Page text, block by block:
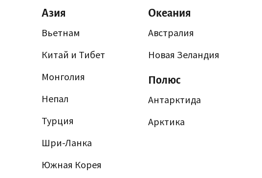
Азия
Вьетнам
Китай и Тибет
Монголия
Непал
Турция
Шри-Ланка
Южная Корея
Океания
Австралия
Новая Зеландия
Полюс
Антарктида
Арктика